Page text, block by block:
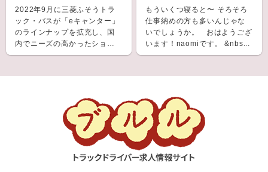
2022年9月に三菱ふそうトラ
ック・バスが「eキャンター」
のラインナップを拡充し、国
内でニーズの高かったショー
ト＆ナローボディ（G...
もういくつ寝ると〜 そろそろ
仕事納めの方も多いんじゃな
いでしょうか。 おはようござ
います！naomiです。 &nbs...